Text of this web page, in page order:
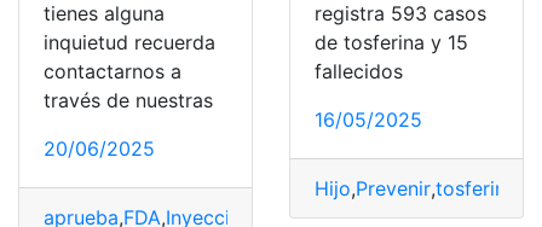
tienes alguna
inquietud recuerda
contactarnos a
través de nuestras
20/06/2025
aprueba,FDA,Inyección Prevenir,primera,Semestral,VIH
registra 593 casos
de tosferina y 15
fallecidos
16/05/2025
Hijo,Prevenir,tosferina